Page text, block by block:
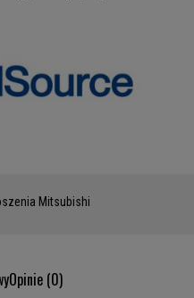
Mitsubishi
Opinie (0)